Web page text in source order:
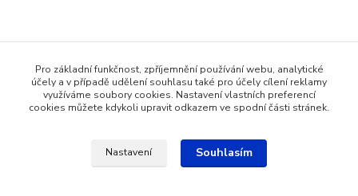
Koření a dochucovadla
Bezlepkové potraviny
Pro základní funkčnost, zpříjemnění používání webu, analytické
účely a v případě udělení souhlasu také pro účely cílení reklamy
využíváme soubory cookies. Nastavení vlastních preferencí
cookies můžete kdykoli upravit odkazem ve spodní části stránek.
Nastavení Souhlasím